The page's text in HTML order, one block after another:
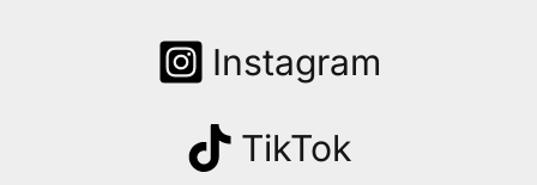
Instagram
TikTok